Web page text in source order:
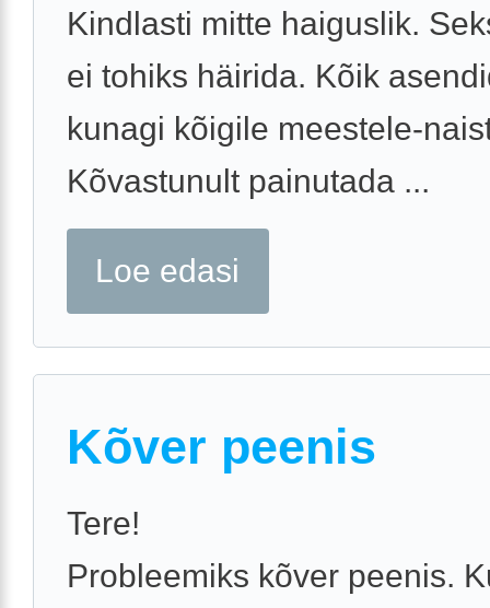
Kindlasti mitte haiguslik.
ei tohiks häirida. Kõik
kunagi kõigile meestele-
Kõvastunult painutada ...
Loe edasi
Kõver peenis
Tere!
Probleemiks kõver peenis.